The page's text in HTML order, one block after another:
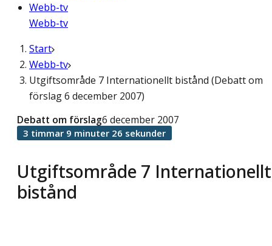
Webb-tv
Webb-tv
Start
Webb-tv
Utgiftsområde 7 Internationellt bistånd (Debatt om
förslag 6 december 2007)
Utgiftsområde 7 Internationellt
bistånd
Debatt om förslag6 december 2007
3 timmar 9 minuter 26 sekunder